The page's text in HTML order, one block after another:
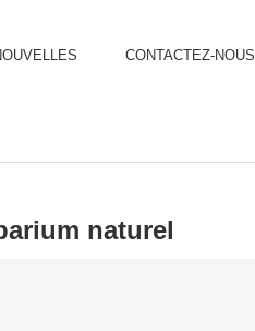
CONTACTEZ-NOUS
naturel